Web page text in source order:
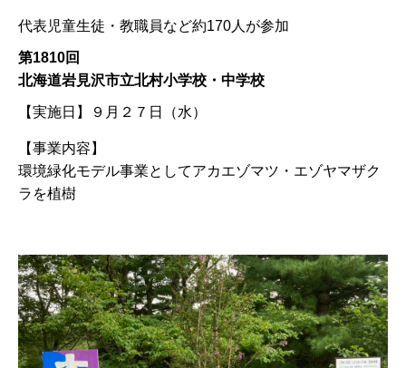
代表児童生徒・教職員など約170人が参加
第1810回
北海道岩見沢市立北村小学校・中学校
【実施日】 ９月２７日（水）
【事業内容】
環境緑化モデル事業としてアカエゾマツ・エゾヤマザク
ラを植樹